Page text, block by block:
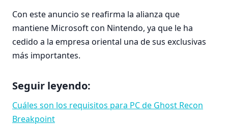
Con este anuncio se reafirma la alianza que
mantiene Microsoft con Nintendo, ya que le ha
cedido a la empresa oriental una de sus exclusivas
más importantes.
Seguir leyendo:
Cuáles son los requisitos para PC de Ghost Recon
Breakpoint